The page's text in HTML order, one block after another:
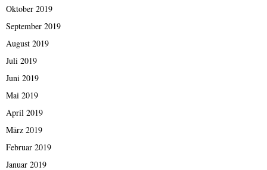
Oktober 2019
September 2019
August 2019
Juli 2019
Juni 2019
Mai 2019
April 2019
März 2019
Februar 2019
Januar 2019